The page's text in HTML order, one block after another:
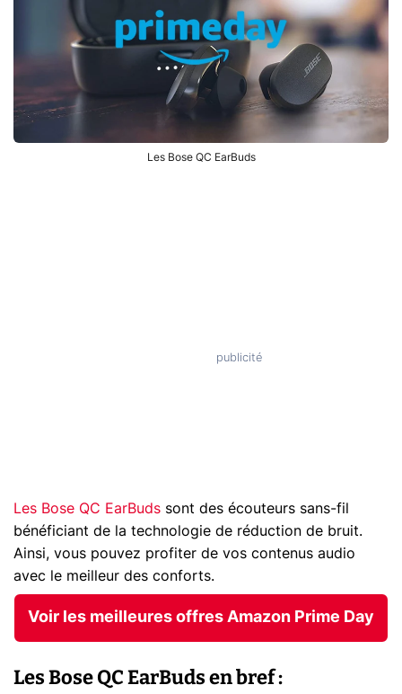
Les Bose QC EarBuds
Les Bose QC EarBuds sont des écouteurs sans-fil
bénéficiant de la technologie de réduction de bruit.
Ainsi, vous pouvez profiter de vos contenus audio
avec le meilleur des conforts.
Voir les meilleures offres Amazon Prime Day
Les Bose QC EarBuds en bref :